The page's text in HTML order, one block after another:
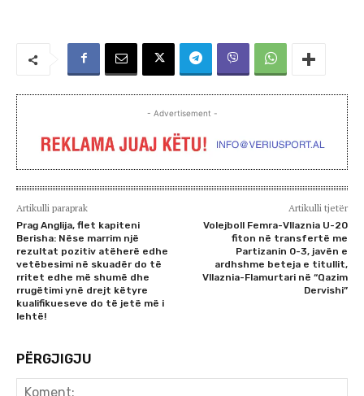
- Advertisement -
Artikulli paraprak
Prag Anglija, flet kapiteni
Berisha: Nëse marrim një
rezultat pozitiv atëherë edhe
vetëbesimi në skuadër do të
rritet edhe më shumë dhe
rrugëtimi ynë drejt këtyre
kualifikueseve do të jetë më i
lehtë!
Artikulli tjetër
Volejboll Femra-Vllaznia U-20
fiton në transfertë me
Partizanin 0-3, javën e
ardhshme beteja e titullit,
Vllaznia-Flamurtari në “Qazim
Dervishi”
PËRGJIGJU